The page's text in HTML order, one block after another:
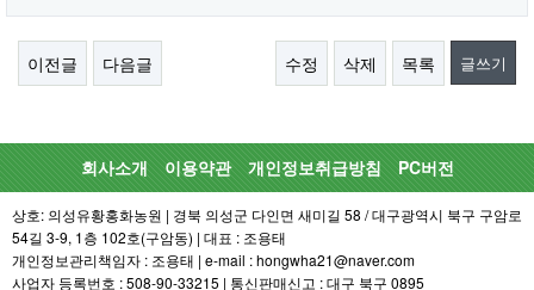
이전글 다음글 수정 삭제 목록 글쓰기
회사소개 이용약관 개인정보취급방침 PC버전
상호: 의성유황홍화농원 | 경북 의성군 다인면 새미길 58 / 대구광역시 북구 구암로
54길 3-9, 1층 102호(구암동) | 대표 : 조용태
개인정보관리책임자 : 조용태 | e-mail : hongwha21@naver.com
사업자 등록번호 : 508-90-33215 | 통신판매신고 : 대구 북구 0895